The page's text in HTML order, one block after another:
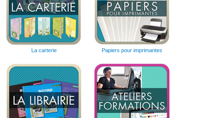
La carterie Papiers pour imprimantes